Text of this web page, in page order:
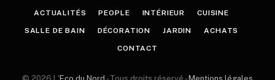
ACTUALITÉS PEOPLE INTÉRIEUR CUISINE
SALLE DE BAIN DÉCORATION JARDIN ACHATS
CONTACT